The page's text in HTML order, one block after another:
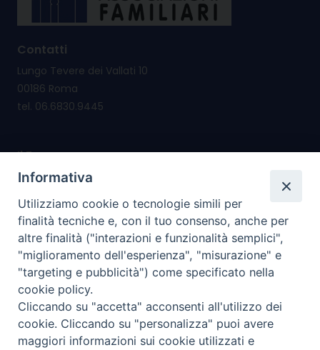
Contatti
Lungo Tevere dei Vallati 10
00186 Roma
tel. 06.6830.9445
Il Forum nasce per
promuovere e salvaguardare i valori e i diritti della
riconsegnare alla famiglia il diritto di cittadinanza
I nostri PROGETTI
I SERVIZI che offriamo
I nostri social
Informativa
Utilizziamo cookie o tecnologie simili per
finalità tecniche e, con il tuo consenso, anche per
altre finalità ("interazioni e funzionalità semplici",
"miglioramento dell'esperienza", "misurazione" e
"targeting e pubblicità") come specificato nella
cookie policy.
Cliccando su "accetta" acconsenti all'utilizzo dei
cookie. Cliccando su "personalizza" puoi avere
maggiori informazioni sui cookie utilizzati e